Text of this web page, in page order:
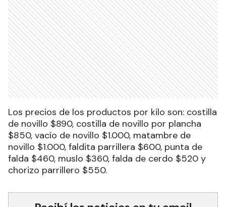
Los precios de los productos por kilo son: costilla
de novillo $890, costilla de novillo por plancha
$850, vacío de novillo $1.000, matambre de
novillo $1.000, faldita parrillera $600, punta de
falda $460, muslo $360, falda de cerdo $520 y
chorizo parrillero $550.